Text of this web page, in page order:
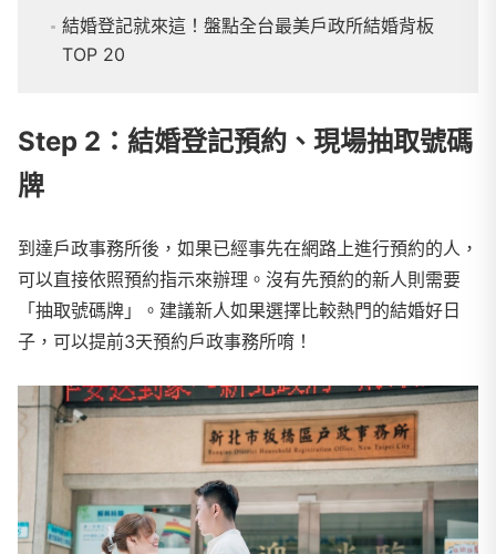
結婚登記就來這！盤點全台最美戶政所結婚背板
TOP 20
Step 2：結婚登記預約、現場抽取號碼
牌
到達戶政事務所後，如果已經事先在網路上進行預約的人，
可以直接依照預約指示來辦理。沒有先預約的新人則需要
「抽取號碼牌」。建議新人如果選擇比較熱門的結婚好日
子，可以提前3天預約戶政事務所唷！